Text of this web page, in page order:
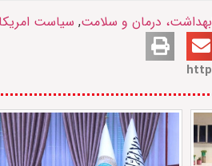
بهداشت، درمان و سلامت, سیاست